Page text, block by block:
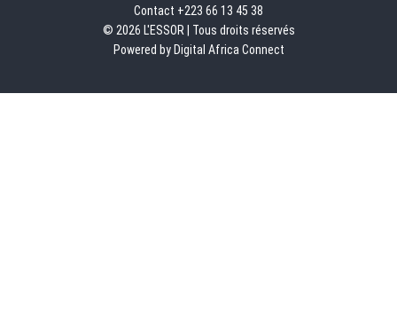
Contact +223 66 13 45 38
© 2026 L'ESSOR | Tous droits réservés
Powered by Digital Africa Connect